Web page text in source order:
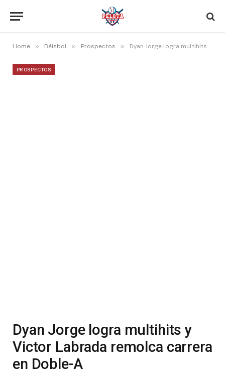
Home » Béisbol » Prospectos » Dyan Jorge logra multihits y Victor Labrada remolca carrera en Doble-A
PROSPECTOS
Dyan Jorge logra multihits y
Victor Labrada remolca carrera
en Doble-A